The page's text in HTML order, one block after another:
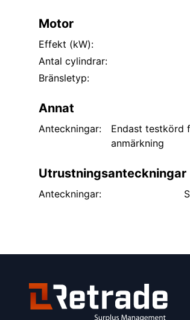
Motor
Effekt (kW):
Antal cylindrar:
Bränsletyp:
Annat
Anteckningar:
Endast testkörd
anmärkning
Utrustningsanteckningar
Anteckningar: